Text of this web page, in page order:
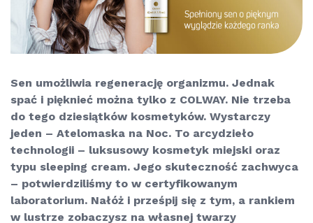
Sen umożliwia regenerację organizmu. Jednak
spać i pięknieć można tylko z COLWAY. Nie trzeba
do tego dziesiątków kosmetyków. Wystarczy
jeden – Atelomaska na Noc. To arcydzieło
technologii – luksusowy kosmetyk miejski oraz
typu sleeping cream. Jego skuteczność zachwyca
– potwierdziliśmy to w certyfikowanym
laboratorium. Nałóż i prześpij się z tym, a rankiem
w lustrze zobaczysz na własnej twarzy